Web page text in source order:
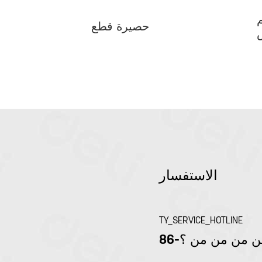
حصيرة قطع
الاستفسار
TY_SERVICE_HOTLINE
من من من من ؟